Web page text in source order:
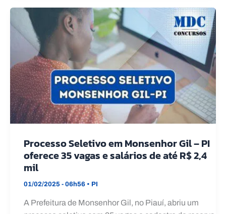
Processo Seletivo em Monsenhor Gil – PI
oferece 35 vagas e salários de até R$ 2,4
mil
01/02/2025 - 06h56 • PI
A Prefeitura de Monsenhor Gil, no Piauí, abriu um